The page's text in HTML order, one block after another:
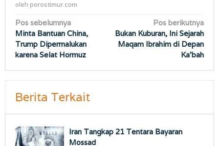
oleh porostimur.com
Navigasi
pos
Pos sebelumnya
Minta Bantuan China,
Trump Dipermalukan
karena Selat Hormuz
Pos berikutnya
Bukan Kuburan, Ini Sejarah
Maqam Ibrahim di Depan
Ka’bah
Berita Terkait
Iran Tangkap 21 Tentara Bayaran
Mossad